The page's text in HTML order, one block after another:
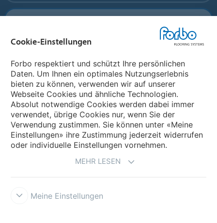
Forbo Flooring Systems
Forbo Movement Systems
Land auswählen
Land auswählen
Cookie-Einstellungen
Forbo respektiert und schützt Ihre persönlichen
Daten. Um Ihnen ein optimales Nutzungserlebnis
bieten zu können, verwenden wir auf unserer
Webseite Cookies und ähnliche Technologien.
Absolut notwendige Cookies werden dabei immer
verwendet, übrige Cookies nur, wenn Sie der
Verwendung zustimmen. Sie können unter «Meine
Einstellungen» ihre Zustimmung jederzeit widerrufen
oder individuelle Einstellungen vornehmen.
MEHR LESEN
Meine Einstellungen